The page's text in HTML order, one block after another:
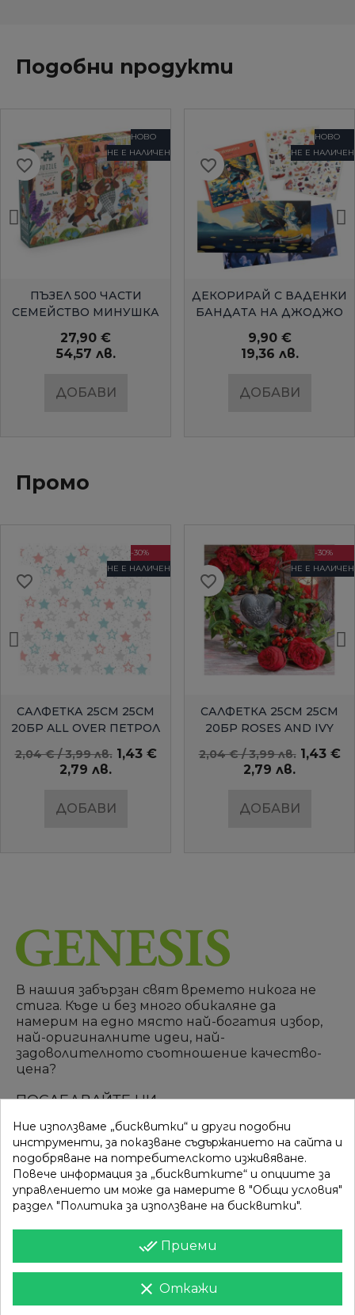
Подобни продукти
БЪРЗ ПРЕГЛЕД
НОВО
НЕ Е НАЛИЧЕН
ПЪЗЕЛ 500 ЧАСТИ
СЕМЕЙСТВО МИНУШКА
27,90 €
54,57 лв.
ДОБАВИ
favorite_border
БЪРЗ ПРЕГЛЕД
НОВО
НЕ Е НАЛИЧЕН
ДЕКОРИРАЙ С ВАДЕНКИ
БАНДАТА НА ДЖОДЖО
9,90 €
19,36 лв.
ДОБАВИ
favorite_border
Промо
БЪРЗ ПРЕГЛЕД
-30%
НЕ Е НАЛИЧЕН
САЛФЕТКА 25СМ 25СМ
20БР ALL OVER ПЕТРОЛ
2,04 € / 3,99 лв. 1,43 €
2,79 лв.
ДОБАВИ
favorite_border
БЪРЗ ПРЕГЛЕД
-30%
НЕ Е НАЛИЧЕН
САЛФЕТКА 25СМ 25СМ
20БР ROSES AND IVY
AMBIENTE
2,04 € / 3,99 лв. 1,43 €
2,79 лв.
ДОБАВИ
favorite_border
В нашия забързан свят времето никога не
стига. Къде и без много обикаляне да
намерим на едно място най-богатия избор,
най-оригиналните идеи, най-
задоволителното съотношение качество-
цена?
ПОСЛЕДВАЙТЕ НИ
ВРЪЗКИ
Вход
КАТЕГОРИИ
Разпродажба
Най-продавани
Ние използваме „бисквитки“ и други подобни
инструменти, за показване съдържанието на сайта и
подобряване на потребителското изживяване.
Повече информация за „бисквитките“ и опциите за
управлението им може да намерите в "Общи условия"
раздел "Политика за използване на бисквитки".
done_all Приеми
clear Откажи